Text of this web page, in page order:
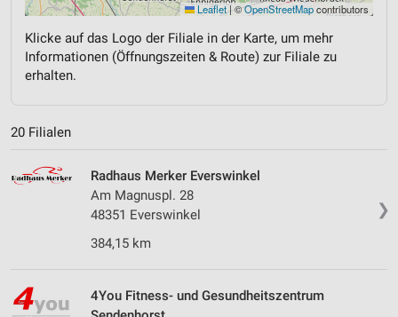
Leaflet|©OpenStreetMapcontributors
Klicke auf das Logo der Filiale in der Karte, um mehr
Informationen (Öffnungszeiten & Route) zur Filiale zu
erhalten.
20 Filialen
❯
Radhaus Merker Everswinkel
Am Magnuspl. 28
48351 Everswinkel
384,15 km
4You Fitness- und Gesundheitszentrum